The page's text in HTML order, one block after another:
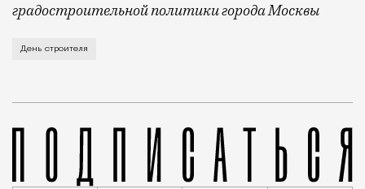
градостроительной политики города Москвы
В этом году профессиональный праздник День
День строителя